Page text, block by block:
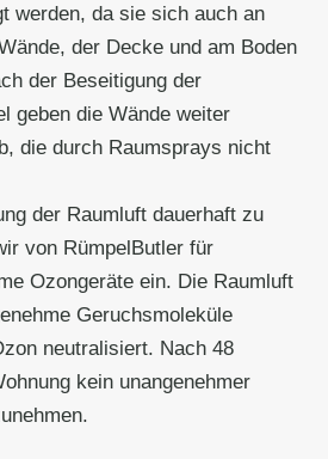
werden, da sie sich auch an
der Decke und am Boden
der Beseitigung der
geben die Wände weiter
die durch Raumsprays nicht
der Raumluft dauerhaft zu
von RümpelButler für
Ozongeräte ein. Die Raumluft
Geruchsmoleküle
neutralisiert. Nach 48
kein unangenehmer